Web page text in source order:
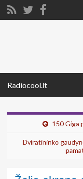
Radiocool.lt
150 Giga
Dviratininko